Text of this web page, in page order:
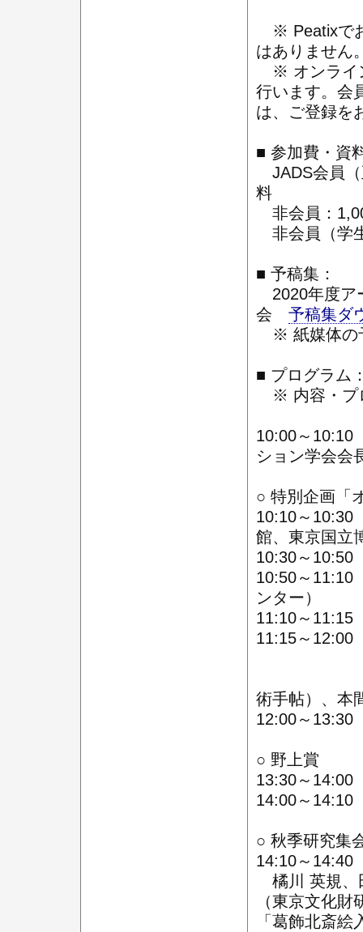
※ Peatixで
はありません
※ オンライ
行います。会
は、ご登録を
■ 参加費・資
JADS会員（
料
非会員：
非会員（学
■ 予稿集：
2020年度ア
会 予稿集ダ
※ 紙媒体の
■ プログラム
※ 内容・プ
10:00～
ション学会会
○ 特別企画「
10:10～
館、東京国立
10:30～
10:50～
ンター）
11:10～
11:15～
術手帖）、本
12:00～
○ 野上賞
13:30～
14:00～
○ 秋季研究集
14:10～
橘川 英規、
（東京文化財
「葛飾北斎